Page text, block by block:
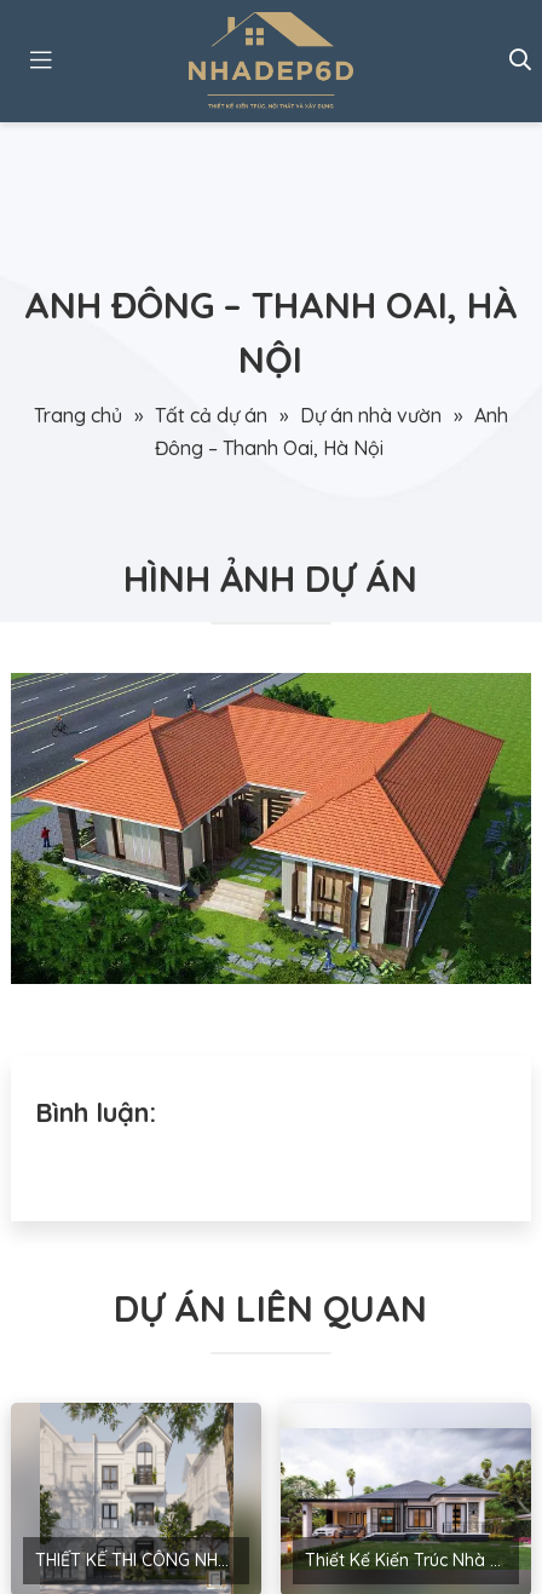
ANH ĐÔNG – THANH OAI, HÀ
NỘI
Trang chủ » Tất cả dự án » Dự án nhà vườn » Anh
Đông – Thanh Oai, Hà Nội
HÌNH ẢNH DỰ ÁN
Bình luận:
DỰ ÁN LIÊN QUAN
THIẾT KẾ THI CÔNG NHÀ HIỆN ĐẠI CỦA ANH PHƯƠNG TẠI HÀ NỘI Thiết Kế Kiến Trúc Nhà Sân Vườn Của Chị Hoài – Thanh Miện, Hải Dương